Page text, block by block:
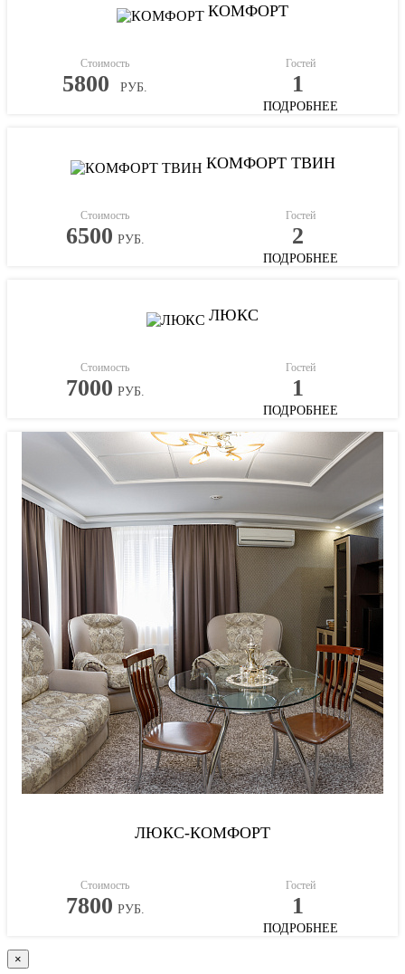
КОМФОРТ
Стоимость
5800 РУБ.
Гостей
1
ПОДРОБНЕЕ
КОМФОРТ ТВИН
Стоимость
6500 РУБ.
Гостей
2
ПОДРОБНЕЕ
ЛЮКС
Стоимость
7000 РУБ.
Гостей
1
ПОДРОБНЕЕ
ЛЮКС-КОМФОРТ
Стоимость
7800 РУБ.
Гостей
1
ПОДРОБНЕЕ
×